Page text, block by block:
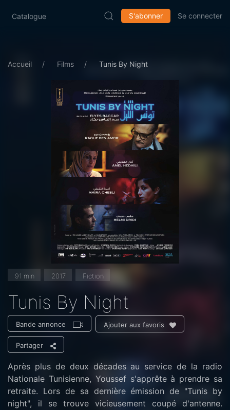
Catalogue S'abonner Se connecter
Accueil Films Tunis By Night
91 min 2017 Fiction
Tunis By Night
Bande annonce Ajouter aux favoris
Partager
Après plus de deux décades au service de la radio
Nationale Tunisienne, Youssef s'apprête à prendre sa
retraite. Lors de sa dernière émission de "Tunis by
night", il se trouve vicieusement coupé d'antenne.